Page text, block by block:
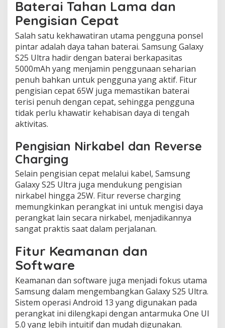
Baterai Tahan Lama dan
Pengisian Cepat
Salah satu kekhawatiran utama pengguna ponsel
pintar adalah daya tahan baterai. Samsung Galaxy
S25 Ultra hadir dengan baterai berkapasitas
5000mAh yang menjamin penggunaan seharian
penuh bahkan untuk pengguna yang aktif. Fitur
pengisian cepat 65W juga memastikan baterai
terisi penuh dengan cepat, sehingga pengguna
tidak perlu khawatir kehabisan daya di tengah
aktivitas.
Pengisian Nirkabel dan Reverse
Charging
Selain pengisian cepat melalui kabel, Samsung
Galaxy S25 Ultra juga mendukung pengisian
nirkabel hingga 25W. Fitur reverse charging
memungkinkan perangkat ini untuk mengisi daya
perangkat lain secara nirkabel, menjadikannya
sangat praktis saat dalam perjalanan.
Fitur Keamanan dan
Software
Keamanan dan software juga menjadi fokus utama
Samsung dalam mengembangkan Galaxy S25 Ultra.
Sistem operasi Android 13 yang digunakan pada
perangkat ini dilengkapi dengan antarmuka One UI
5.0 yang lebih intuitif dan mudah digunakan.